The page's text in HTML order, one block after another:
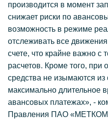
производится в момент
снижает риски по
возможность в режиме
отслеживать все
счете, что крайне важно с
расчетов. Кроме того, при
средства не изымаются из
максимально длительное
авансовых платежах», -
Правления ПАО